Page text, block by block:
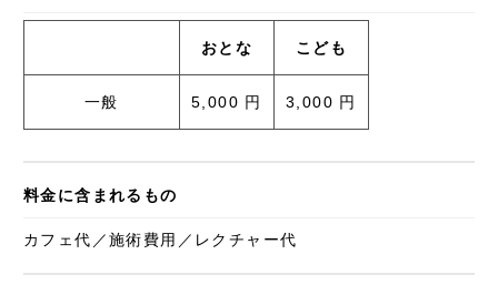
おとな こども
一般 5,000 円 3,000 円
料金に含まれるもの
カフェ代／施術費用／レクチャー代